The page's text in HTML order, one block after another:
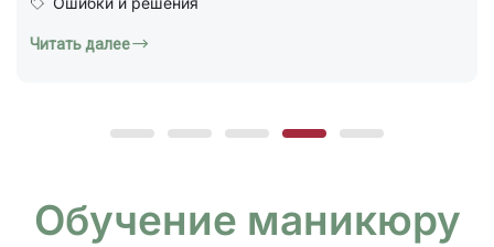
Обучение маникюру